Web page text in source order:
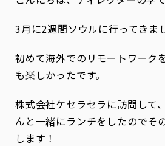
3月に2週間ソウルに行ってきま
初めて海外でのリモートワーク
も楽しかったです。
株式会社ケセラセラに訪問して
んと一緒にランチをしたのでそ
します！